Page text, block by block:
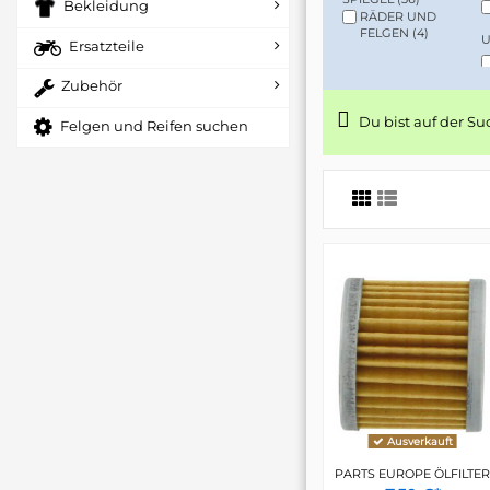
Bekleidung
Ersatzteile
Zubehör
Felgen und Reifen suchen
RÄDER UND
FELGEN (4)
Du bist auf der
Ausverkauft
PARTS EUROPE ÖLFILTER